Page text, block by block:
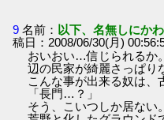
9 名前： 以下、名無しにか
稿日：2008/06/30(月)
おいおい…信じられるか
辺の民家が綺麗さっぱり
こんな事が出来る奴は
「長門…？」
そう、こいつしか居ない。